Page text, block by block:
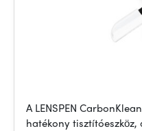
A LENSPEN
hatékony tisztítóeszköz,